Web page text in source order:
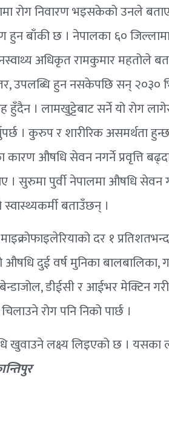
रोग निवारण भइसकेको उनले
हुन बाँकी छ । नेपालका ६०
अधिकृत रामकुमार महतोले
उपलब्धि हुन नसकेपछि सन् २०३०
। लामखुट्टेबाट सर्ने यो रोग
। कुरुप र शारीरिक असमर्थता
कारण औषधि सेवन नगर्ने प्रवृत्ति
। सुरुमा पुर्वी नेपालमा औषधि सेवन
बताउँछन् ।
माइक्रोफाइलेरियाको दर १
दुई वर्ष मुनिका बालबालिका,
डीईसी र आईभर मेक्टिन
रोग पनि निको पार्छ ।
लक्ष्य लिइएको छ । यसका